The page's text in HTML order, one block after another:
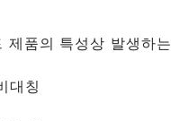
제품의 특성상 발생하는
대칭